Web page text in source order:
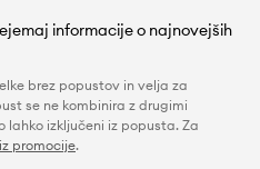
informacije o najnovejših
brez popustov in velja za
se ne kombinira z drugimi
lahko izključeni iz popusta. Za
promocije.